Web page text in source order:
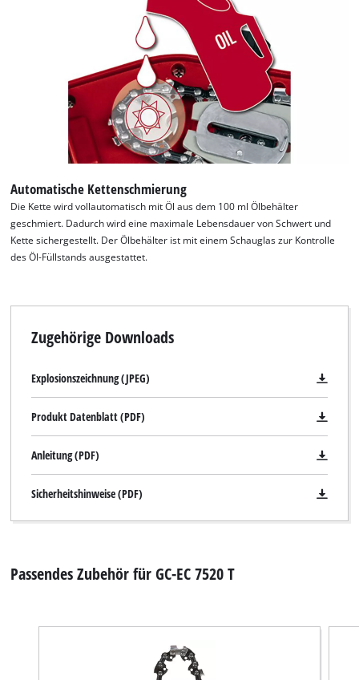
Wir benötigen deine Zustimmung, um
Google Maps laden zu können!
This content is not permitted to load due
to trackers that are not disclosed to the
the site with their CMP to add this content
to the list of technologies used.
Powered byUsercentrics Consent
Automatische Kettenschmierung
Die Kette wird vollautomatisch mit Öl aus dem 100 ml Ölbehälter
geschmiert. Dadurch wird eine maximale Lebensdauer von Schwert und
Kette sichergestellt. Der Ölbehälter ist mit einem Schauglas zur Kontrolle
des Öl-Füllstands ausgestattet.
Zugehörige Downloads
Explosionszeichnung (JPEG)
Produkt Datenblatt (PDF)
Anleitung (PDF)
Sicherheitshinweise (PDF)
Passendes Zubehör für GC-EC 7520 T